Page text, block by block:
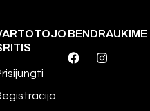
BENDRAUKIME